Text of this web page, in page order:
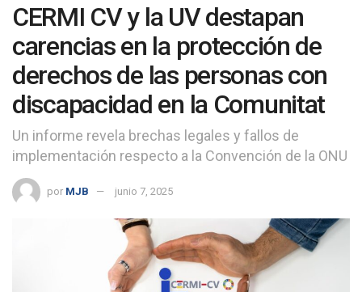
CERMI CV y la UV destapan
carencias en la protección de
derechos de las personas con
discapacidad en la Comunitat
Un informe revela brechas legales y fallos de
implementación respecto a la Convención de la ONU
por MJB junio 7, 2025